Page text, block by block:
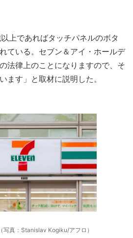
上であればタッチパネルのボタ
ている。セブン＆アイ・ホールデ
法律上のことになりますので、そ
ます」と取材に説明した。
写真：Stanislav Kogiku/アフロ）